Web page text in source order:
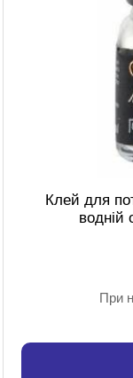
Клей для
водній
При